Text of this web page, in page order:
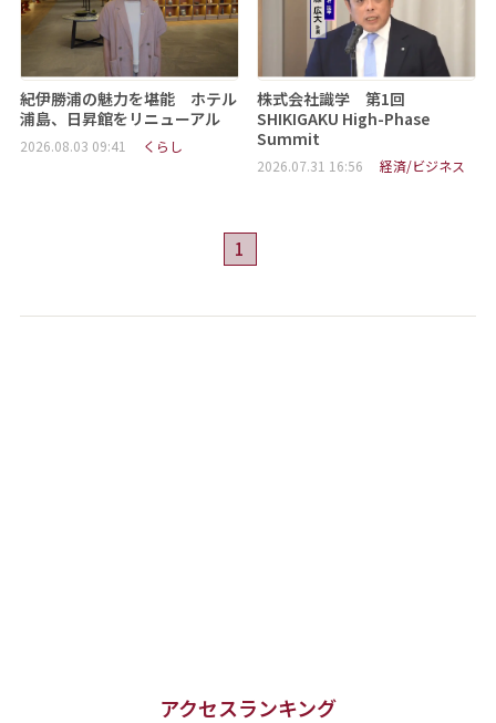
紀伊勝浦の魅力を堪能 ホテル
浦島、日昇館をリニューアル
2026.08.03 09:41 くらし
株式会社識学 第1回
SHIKIGAKU High-Phase
Summit
2026.07.31 16:56 経済/ビジネス
1
アクセスランキング